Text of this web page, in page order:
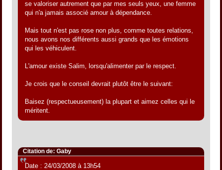
se valoriser autrement que par mes seuls yeux, une femme
qui n'a jamais associé amour à dépendance.
Mais tout n'est pas rose non plus, comme toutes relations,
nous avons nos différents aussi grands que les émotions
qui les véhiculent.
L'amour existe Salim, lorsqu'alimenter par le respect.
Je crois que le conseil devrait plutôt être le suivant:
Baisez (respectueusement) la plupart et aimez celles qui le
méritent.
Citation de: Gaby
Date : 24/03/2008 à 13h54